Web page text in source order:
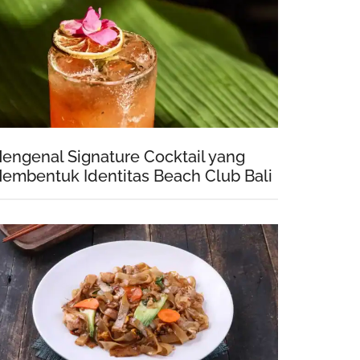
Signature Cocktail yang
Identitas Beach Club Bali